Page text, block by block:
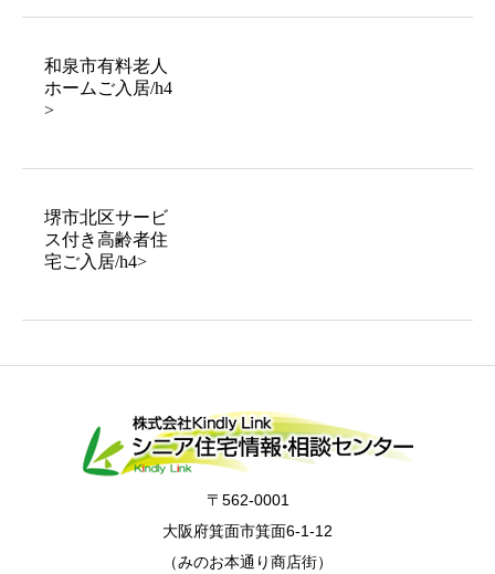
和泉市有料老人
ホームご入居/h4
>
堺市北区サービ
ス付き高齢者住
宅ご入居/h4>
〒562-0001
大阪府箕面市箕面6-1-12
（みのお本通り商店街）